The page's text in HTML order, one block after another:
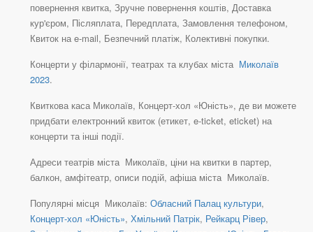
повернення квитка, Зручне повернення коштів, Доставка
кур'єром, Післяплата, Передплата, Замовлення телефоном,
Квиток на e-mail, Безпечний платіж, Колективні покупки.
Концерти у філармонії, театрах та клубах міста Миколаїв
2023.
Квиткова каса Миколаїв, Концерт-хол «Юність», де ви можете
придбати електронний квиток (етикет, e-ticket, eticket) на
концерти та інші події.
Адреси театрів міста Миколаїв, ціни на квитки в партер,
балкон, амфітеатр, описи подій, афіша міста Миколаїв.
Популярні місця Миколаїв: Обласний Палац культури,
Концерт-хол «Юність», Хмільний Патрік, Рейкарц Рівер,